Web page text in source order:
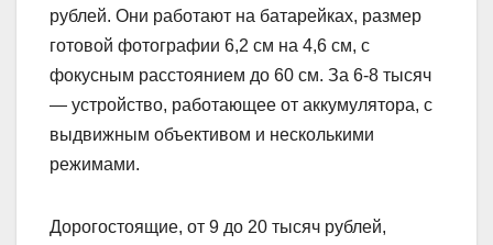
рублей. Они работают на батарейках, размер
готовой фотографии 6,2 см на 4,6 см, с
фокусным расстоянием до 60 см. За 6-8 тысяч
— устройство, работающее от аккумулятора, с
выдвижным объективом и несколькими
режимами.
Дорогостоящие, от 9 до 20 тысяч рублей,